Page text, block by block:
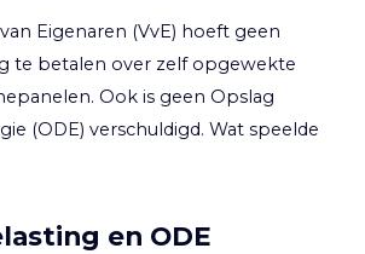
Eigenaren (VvE) hoeft geen
te betalen over zelf opgewekte
Ook is geen Opslag
(ODE) verschuldigd. Wat speelde
en ODE